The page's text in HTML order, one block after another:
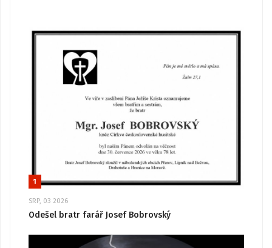
1
SRP, 03 2026
Odešel bratr farář Josef Bobrovský